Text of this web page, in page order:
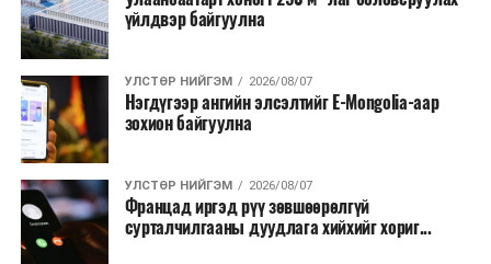
салбар бүрдээ урсгал зардлыг 20 хувиар бууруулах,
нөхөн томилгоо хийхгүй байх, аялал, амралт, зугаалга,
хамт олны урлаг, спортын арга хэмжээг зохион
байгуулахгүй байх, төрийн албанд шинэ орон тоо бий
болгохгүй байх, эрчим хүчний хэрэглээг хэмнэх, хурал,
сургалтыг цахим хэлбэрт шилжүүлэх, төрийн албан
хаагчдыг зарим өдрүүдэд цахимаар ажиллуулах арга
хэмжээг үргэлжлүүлэхийг үүрэг болголоо.
Төсвийн сахилга бат сайжирч, эдийн засгийн нөхцөл
үйлдвэр байгуулна
УЛСТӨР НИЙГЭМ 2026/08/07
Нэгдүгээр ангийн элсэлтийг E-Mongolia-аар
зохион байгуулна
УЛСТӨР НИЙГЭМ 2026/08/07
Францад иргэд рүү зөвшөөрөлгүй
сурталчилгааны дуудлага хийхийг хориг...